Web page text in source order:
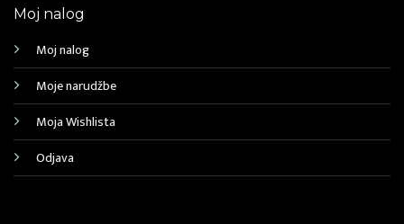
Moj nalog
Moj nalog
Moje narudžbe
Moja Wishlista
Odjava